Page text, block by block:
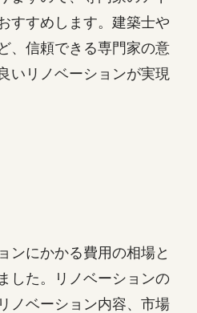
すすめします。建築士や
、信頼できる専門家の意
いリノベーションが実現
ンにかかる費用の相場と
した。リノベーションの
ノベーション内容、市場